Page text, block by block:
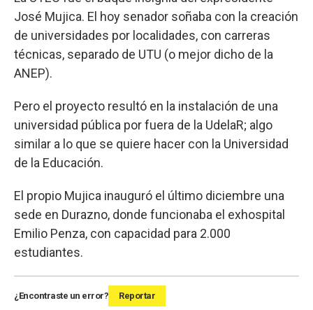
José Mujica. El hoy senador soñaba con la creación
de universidades por localidades, con carreras
técnicas, separado de UTU (o mejor dicho de la
ANEP).
Pero el proyecto resultó en la instalación de una
universidad pública por fuera de la UdelaR; algo
similar a lo que se quiere hacer con la Universidad
de la Educación.
El propio Mujica inauguró el último diciembre una
sede en Durazno, donde funcionaba el exhospital
Emilio Penza, con capacidad para 2.000
estudiantes.
¿Encontraste un error? Reportar